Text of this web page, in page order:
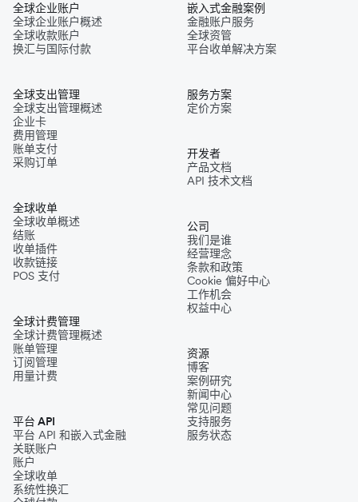
全球企业账户
全球企业账户概述
全球收款账户
换汇与国际付款
全球支出管理
全球支出管理概述
企业卡
费用管理
账单支付
采购订单
全球收单
全球收单概述
结账
收单插件
收款链接
POS 支付
全球计费管理
全球计费管理概述
账单管理
订阅管理
用量计费
平台 API
平台 API 和嵌入式金融
关联账户
账户
全球收单
系统性换汇
嵌入式金融案例
金融账户服务
全球资管
平台收单解决方案
服务方案
定价方案
开发者
产品文档
API 技术文档
公司
我们是谁
经营理念
条款和政策
Cookie 偏好中心
工作机会
权益中心
资源
博客
案例研究
新闻中心
常见问题
支持服务
服务状态